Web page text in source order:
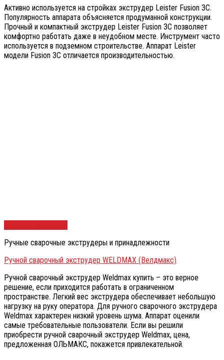
Активно используется на стройках экструдер Leister Fusion 3С.
Популярность аппарата объясняется продуманной конструкции.
Прочный и компактный экструдер Leister Fusion 3С позволяет
комфортно работать даже в неудобном месте. Инструмент часто
используется в подземном строительстве. Аппарат Leister
модели Fusion 3С отличается производительностью.
Ручные сварочные экструдеры и принадлежности
Ручной сварочный экструдер WELDMAX (Велдмакс)
Ручной сварочный экструдер Weldmax купить – это верное
решение, если приходится работать в ограниченном
пространстве. Легкий вес экструдера обеспечивает небольшую
нагрузку на руку оператора. Для ручного сварочного экструдера
Weldmax характерен низкий уровень шума. Аппарат оценили
самые требовательные пользователи. Если вы решили
приобрести ручной сварочный экструдер Weldmax, цена,
предложенная ОЛЬМАКС, покажется привлекательной.